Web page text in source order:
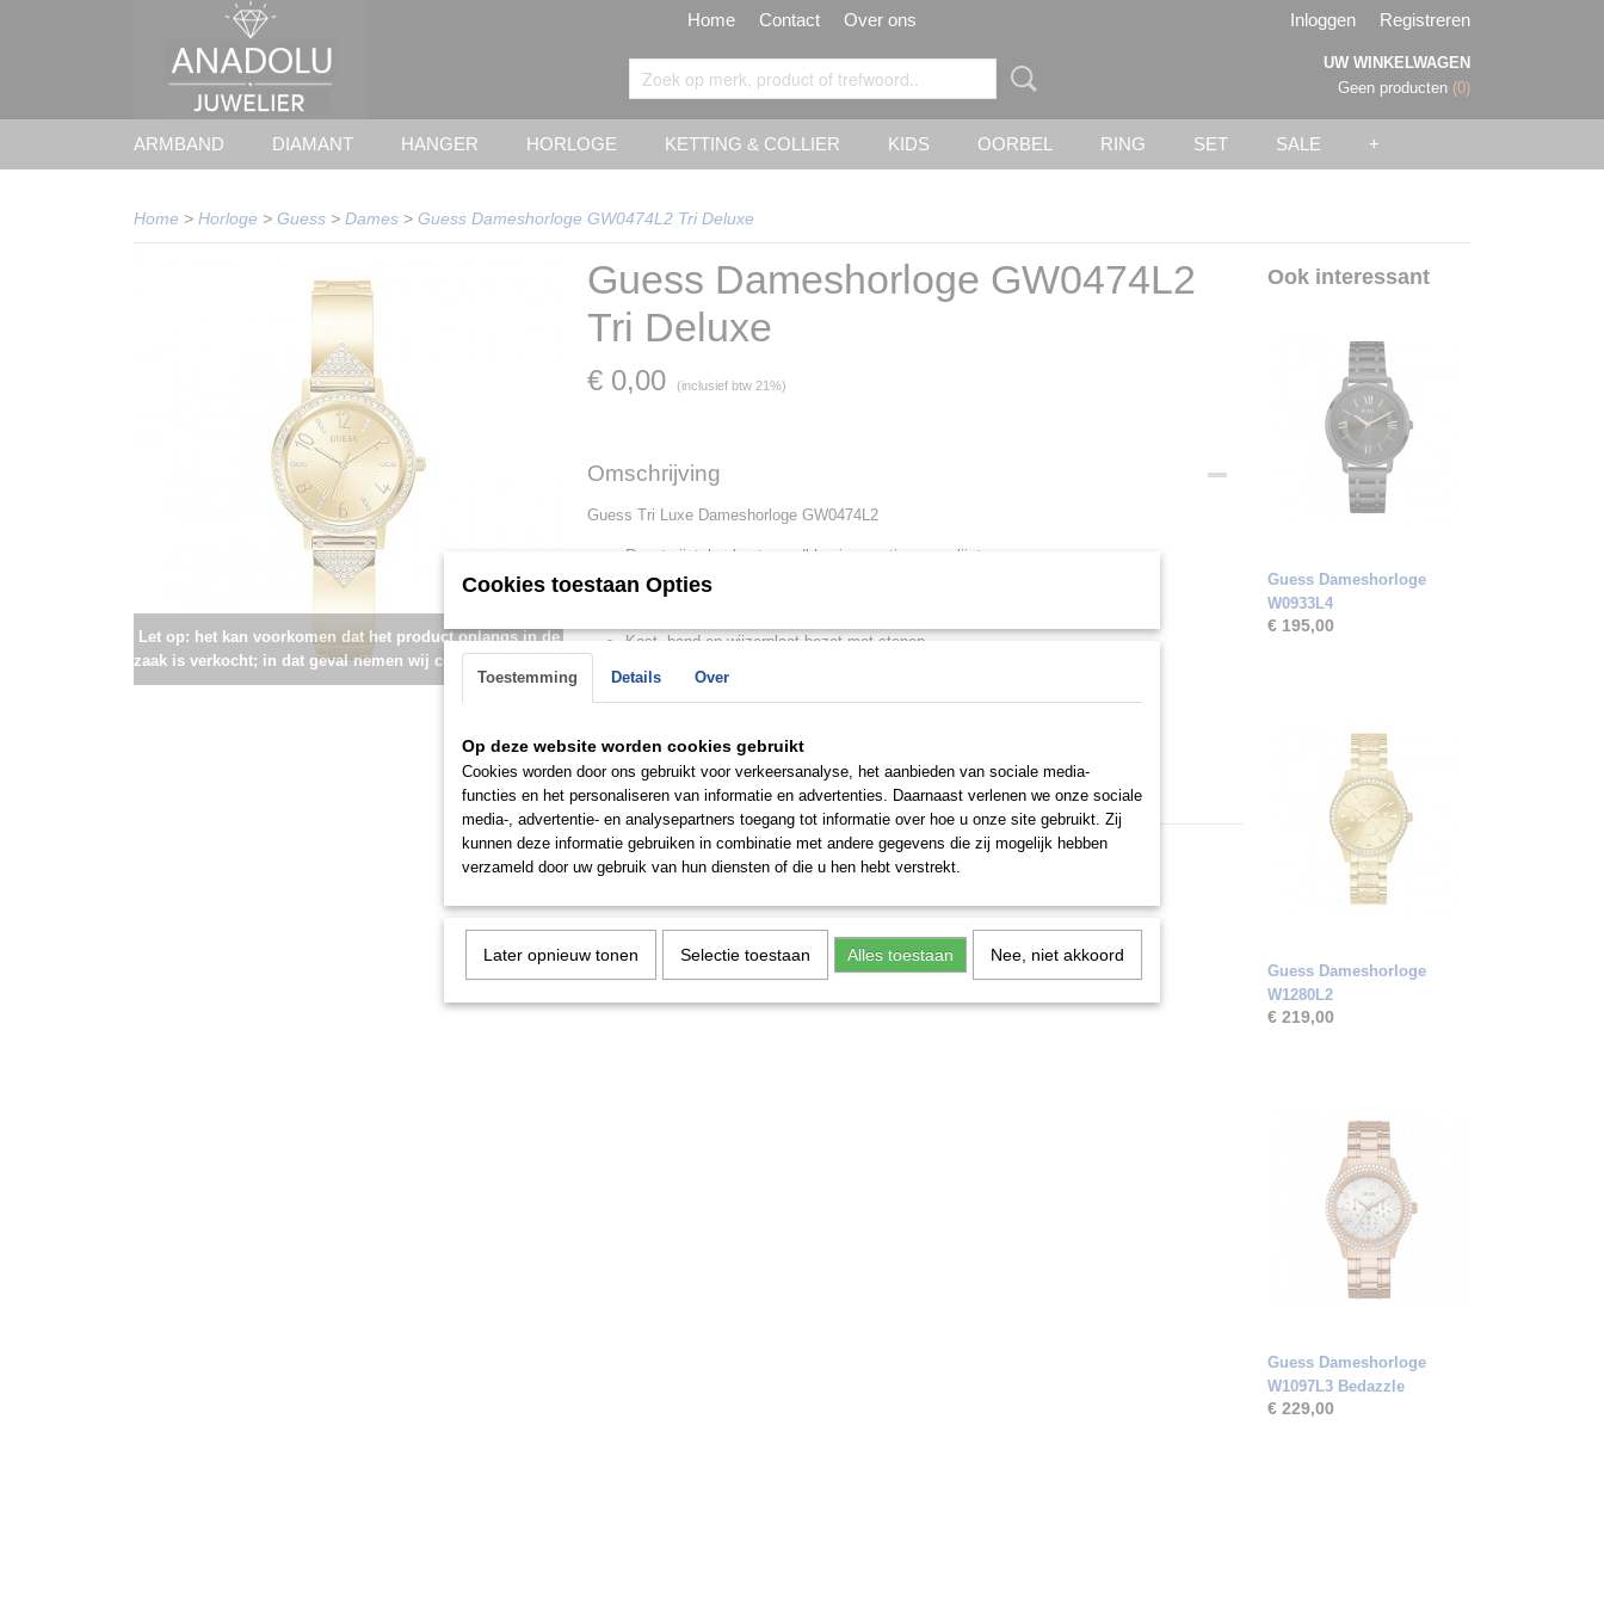
Home Contact Over ons Inloggen Registreren
UW WINKELWAGEN
Geen producten (0)
ARMBAND DIAMANT HANGER HORLOGE KETTING & COLLIER KIDS OORBEL RING SET SALE +
Home > Horloge > Guess > Dames > Guess Dameshorloge GW0474L2 Tri Deluxe
Let op: het kan voorkomen dat het product onlangs in de
zaak is verkocht; in dat geval nemen wij contact met u op.
Guess Dameshorloge GW0474L2
Tri Deluxe
€ 0,00 (inclusief btw 21%)
Omschrijving
Guess Tri Luxe Dameshorloge GW0474L2
Roestvrijstalen kast, goudkleurige coating, gepolijst
Roestvrijstalen band, goudkleurige coating, gepolijst, clip-sluiting
Kast, band en wijzerplaat bezet met stenen
Waterbestendig
Kleur wijzerplaat: goud
Kasthoogte ongeveer 7 mm
Wordt geleverd met doos.
Save
Ook interessant
Guess Dameshorloge
W0933L4
€ 195,00
Guess Dameshorloge
W1280L2
€ 219,00
Guess Dameshorloge
W1097L3 Bedazzle
€ 229,00
Cookies toestaan Opties
Toestemming Details Over
Op deze website worden cookies gebruikt
Cookies worden door ons gebruikt voor verkeersanalyse, het aanbieden van sociale media-
functies en het personaliseren van informatie en advertenties. Daarnaast verlenen we onze sociale
media-, advertentie- en analysepartners toegang tot informatie over hoe u onze site gebruikt. Zij
kunnen deze informatie gebruiken in combinatie met andere gegevens die zij mogelijk hebben
verzameld door uw gebruik van hun diensten of die u hen hebt verstrekt.
Later opnieuw tonen Selectie toestaan Alles toestaan Nee, niet akkoord